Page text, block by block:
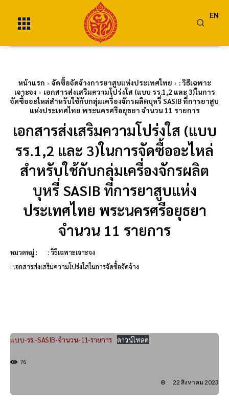
EN
หน้าแรก จัดซื้อจัดจ้างการยาสูบแห่งประเทศไทย
: วิธีเฉพาะ
เจาะจง
เอกสารส่งเสริมความโปร่งใส (แบบ รร.1,2 และ 3)ในการ
จัดซื้ออะไหล่สำหรับใช้กับกลุ่มเครื่องจักรผลิตบุหรี่ SASIB ที่การยาสูบ
แห่งประเทศไทย พระนครศรีอยุธยา จำนวน 11 รายการ
เอกสารส่งเสริมความโปร่งใส (แบบ
รร.1,2 และ 3)ในการจัดซื้ออะไหล่
สำหรับใช้กับกลุ่มเครื่องจักรผลิต
บุหรี่ SASIB ที่การยาสูบแห่ง
ประเทศไทย พระนครศรีอยุธยา
จำนวน 11 รายการ
หมวดหมู่ :
: วิธีเฉพาะเจาะจง
: เอกสารส่งเสริมความโปร่งใสในการจัดซื้อจัดจ้าง
แบบ-รร.-SASIB-จำนวน-11-รายการ ดาวน์โหลด
76
22 สิงหาคม 2023